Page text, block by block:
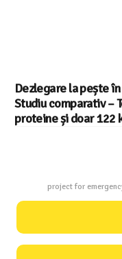
Dezlegare la pește
Studiu comparativ –
proteine și doar 122
project for